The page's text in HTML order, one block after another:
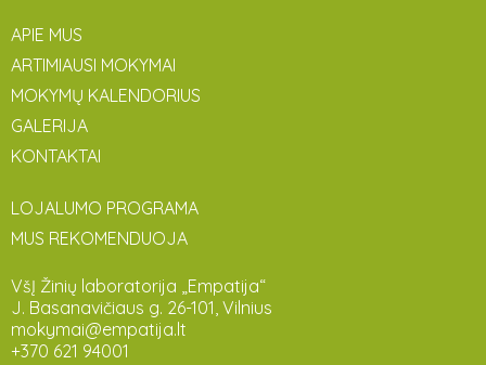
APIE MUS
ARTIMIAUSI MOKYMAI
MOKYMŲ KALENDORIUS
GALERIJA
KONTAKTAI
LOJALUMO PROGRAMA
MUS REKOMENDUOJA
VšĮ Žinių laboratorija „Empatija“
J. Basanavičiaus g. 26-101, Vilnius
mokymai@empatija.lt
+370 621 94001